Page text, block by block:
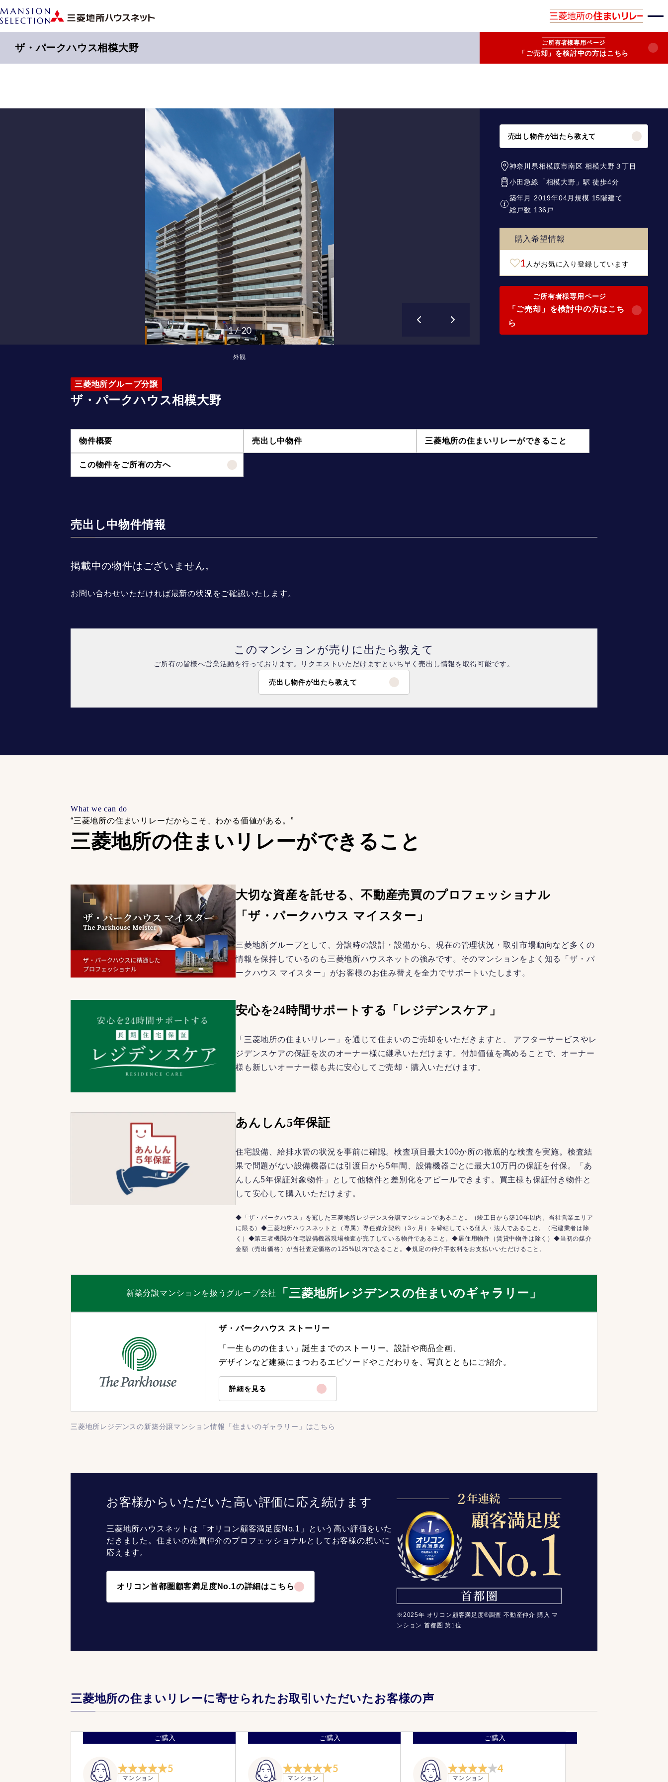
ザ・パークハウス相模大野 ご所有者様専用ページ
「ご売却」を検討中の方はこちら
外観
1 / 20
売出し物件が出たら教えて
神奈川県相模原市南区 相模大野３丁目
小田急線
「相模大野 」駅 徒歩4分
築年月 2019年04月規模 15階建て
総戸数 136戸
購入希望情報
1 人がお気に入り登録しています
ご所有者様専用ページ
「ご売却」を検討中の方はこち
ら
三菱地所グループ分譲
ザ・パークハウス相模大野
物件概要 売出し中物件 三菱地所の住まいリレーができること
この物件をご所有の方へ
売出し中物件情報
掲載中の物件はございません。
お問い合わせいただければ最新の状況をご確認いたします。
このマンションが売りに出たら教えて
ご所有の皆様へ営業活動を行っております。リクエストいただけますといち早く売出し情報を取得可能です。
売出し物件が出たら教えて
What we can do
“三菱地所の住まいリレーだからこそ、 わかる価値がある。”
三菱地所の住まいリレーができること
大切な資産を託せる、不動産売買のプロフェッショナル
「ザ・パークハウス マイスター」
三菱地所グループとして、分譲時の設計・設備から、現在の管理状況・取引市場動向など多くの
情報を保持しているのも三菱地所ハウスネットの強みです。そのマンションをよく知る「ザ・パ
ークハウス マイスター」がお客様のお住み替えを全力でサポートいたします。
安心を24時間サポートする「レジデンスケア」
「三菱地所の住まいリレー」を通じて住まいのご売却をいただきますと、 アフターサービスやレ
ジデンスケアの保証を次のオーナー様に継承いただけます。付加価値を高めることで、オーナー
様も新しいオーナー様も共に安心してご売却・購入いただけます。
あんしん5年保証
住宅設備、給排水管の状況を事前に確認。検査項目最大100か所の徹底的な検査を実施。検査結
果で問題がない設備機器には引渡日から5年間、設備機器ごとに最大10万円の保証を付保。「あ
んしん5年保証対象物件」として他物件と差別化をアピールできます。買主様も保証付き物件と
して安心して購入いただけます。
◆「ザ・パークハウス」を冠した三菱地所レジデンス分譲マンションであること。（竣工日から築10年以内。当社営業エリア
に限る）◆三菱地所ハウスネットと（専属）専任媒介契約（3ヶ月）を締結している個人・法人であること。（宅建業者は除
く）◆第三者機関の住宅設備機器現場検査が完了している物件であること。◆居住用物件（賃貸中物件は除く）◆当初の媒介
金額（売出価格）が当社査定価格の125%以内であること。◆規定の仲介手数料をお支払いいただけること。
新築分譲マンションを扱うグループ会社 「三菱地所レジデンスの住まいのギャラリー」
ザ・パークハウス ストーリー
「一生ものの住まい」誕生までのストーリー。設計や商品企画、
デザインなど建築にまつわるエピソードやこだわりを、写真とともにご紹介。
詳細を見る
三菱地所レジデンスの新築分譲マンション情報「住まいのギャラリー」はこちら
お客様からいただいた高い評価に応え続けます
三菱地所ハウスネットは「オリコン顧客満足度No.1」という高い評価をいた
だきました。住まいの売買仲介のプロフェッショナルとしてお客様の想いに
応えます。
オリコン首都圏顧客満足度No.1の詳細はこちら
※2025年 オリコン顧客満足度®調査 不動産仲介 購入 マ
ンション 首都圏 第1位
三菱地所の住まいリレーに寄せられたお取引いただいたお客様の声
ご購入
5
マンション
ご購入
5
マンション
ご購入
4
マンション